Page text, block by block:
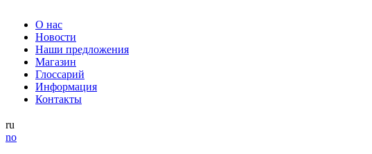
О нас
Новости
Наши предложения
Магазин
Глоссарий
Информация
Контакты
ru
no